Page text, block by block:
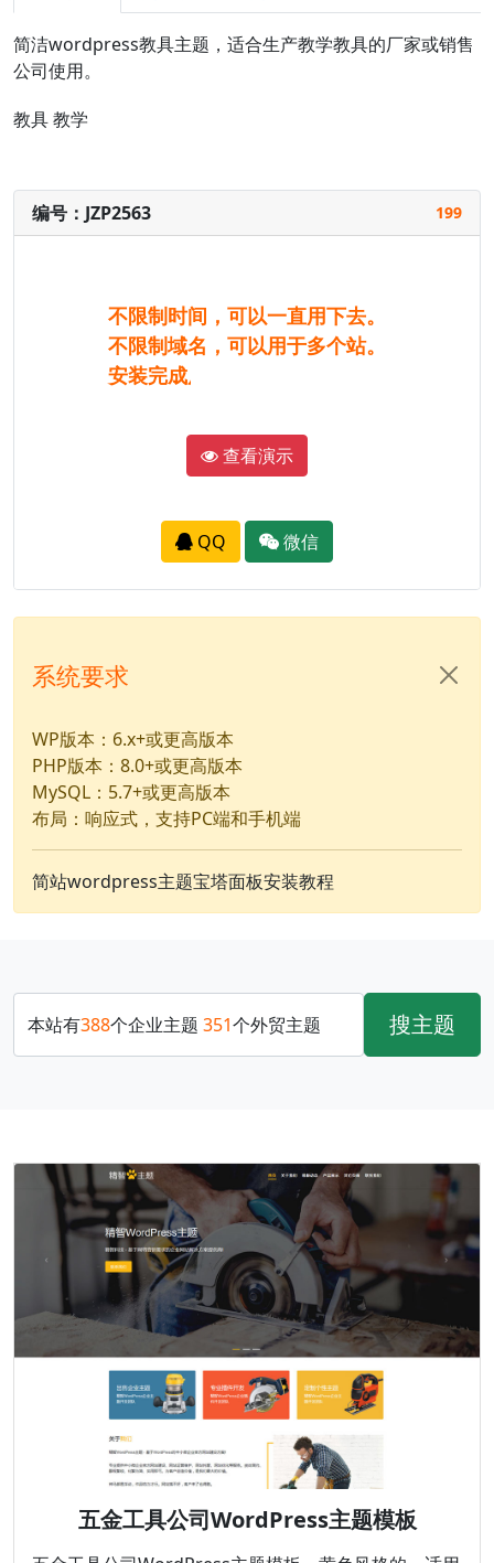
简洁wordpress教具主题，适合生产教学教具的厂家或销售
公司使用。
教具教学
编号：JZP2563 199
不限制时间，可以一直用下去。
不限制域名，可以用于多个站。
安装完成后，与演示完全一样。
查看演示
QQ 微信
系统要求
WP版本：6.x+或更高版本
PHP版本：8.0+或更高版本
MySQL：5.7+或更高版本
布局：响应式，支持PC端和手机端
简站wordpress主题宝塔面板安装教程
本站有388个企业主题 351个外贸主题 搜主题
五金工具公司WordPress主题模板